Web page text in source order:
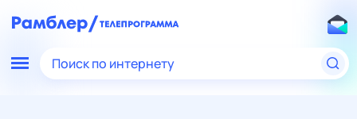
Поиск по интернету